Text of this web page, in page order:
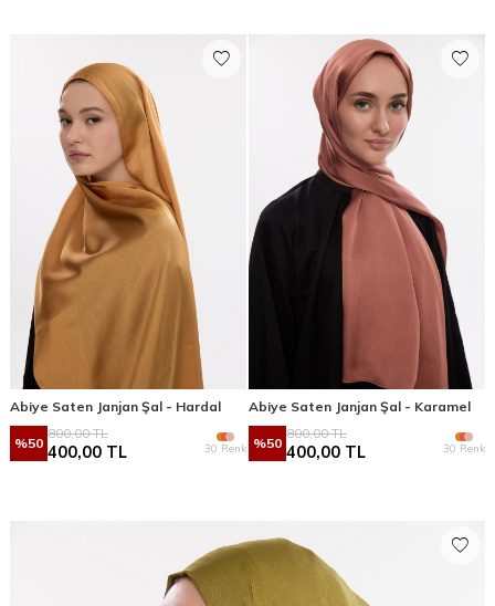
Abiye Saten Janjan Şal - Hardal
%50
800,00TL
400,00 TL 30 Renk
Abiye Saten Janjan Şal - Karamel
%50
800,00TL
400,00 TL 30 Renk